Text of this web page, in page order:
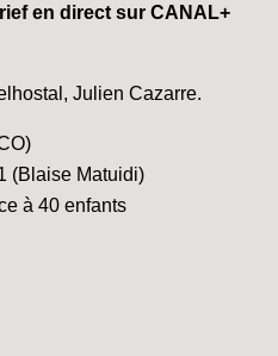
en direct sur CANAL+
Julien Cazarre.
(Blaise Matuidi)
à 40 enfants